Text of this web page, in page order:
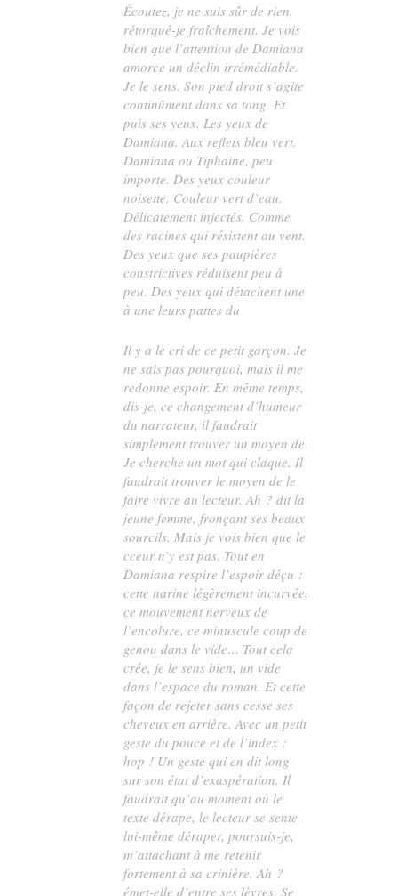
Écoutez, je ne suis sûr de rien,
rétorqué-je fraîchement. Je vois
bien que l’attention de Damiana
amorce un déclin irrémédiable.
Je le sens. Son pied droit s’agite
continûment dans sa tong. Et
puis ses yeux. Les yeux de
Damiana. Aux reflets bleu vert.
Damiana ou Tiphaine, peu
importe. Des yeux couleur
noisette. Couleur vert d’eau.
Délicatement injectés. Comme
des racines qui résistent au vent.
Des yeux que ses paupières
constrictives réduisent peu à
peu. Des yeux qui détachent une
à une leurs pattes du
Il y a le cri de ce petit garçon. Je
ne sais pas pourquoi, mais il me
redonne espoir. En même temps,
dis-je, ce changement d’humeur
du narrateur, il faudrait
simplement trouver un moyen de.
Je cherche un mot qui claque. Il
faudrait trouver le moyen de le
faire vivre au lecteur. Ah ? dit la
jeune femme, fronçant ses beaux
sourcils. Mais je vois bien que le
cceur n’y est pas. Tout en
Damiana respire l’espoir déçu :
cette narine légèrement incurvée,
ce mouvement nerveux de
l’encolure, ce minuscule coup de
genou dans le vide… Tout cela
crée, je le sens bien, un vide
dans l’espace du roman. Et cette
façon de rejeter sans cesse ses
cheveux en arrière. Avec un petit
geste du pouce et de l’index :
hop ! Un geste qui en dit long
sur son état d’exaspération. Il
faudrait qu’au moment où le
texte dérape, le lecteur se sente
lui-même déraper, poursuis-je,
m’attachant à me retenir
fortement à sa crinière. Ah ?
émet-elle d’entre ses lèvres. Se